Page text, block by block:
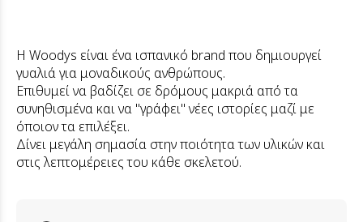
Η Woodys είναι ένα ισπανικό brand που δημιουργεί
γυαλιά για μοναδικούς ανθρώπους.
Επιθυμεί να βαδίζει σε δρόμους μακριά από τα
συνηθισμένα και να "γράφει" νέες ιστορίες μαζί με
όποιον τα επιλέξει.
Δίνει μεγάλη σημασία στην ποιότητα των υλικών και
στις λεπτομέρειες του κάθε σκελετού.